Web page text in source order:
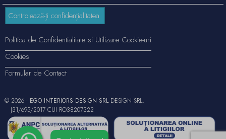
Controlează-ți confidențialitatea
Politica de Confidentialitate si Utilizare Cookie-uri
Cookies
Formular de Contact
© 2026 - EGO INTERIORS DESIGN SRLDESIGN SRL.
J31/695/2017 CUI RO38207322